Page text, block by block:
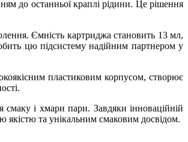
до останньої краплі рідини. Це рішення
Ємність картриджа становить 13 мл,
цю підсистему надійним партнером у
пластиковим корпусом, створює
і хмари пари. Завдяки інноваційній
якістю та унікальним смаковим досвідом.